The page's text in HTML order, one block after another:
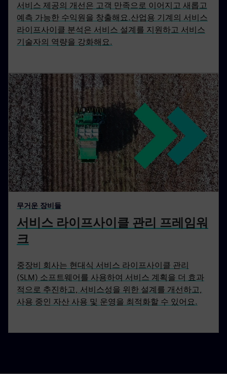
서비스 제공의 개선은 고객 만족으로 이어지고 새롭고
예측 가능한 수익원을 창출해요.산업용 기계의 서비스
라이프사이클 분석은 서비스 설계를 지원하고 서비스
기술자의 역량을 강화해요.
무거운 장비들
서비스 라이프사이클 관리 프레임워
크
중장비 회사는 현대식 서비스 라이프사이클 관리
(SLM) 소프트웨어를 사용하여 서비스 계획을 더 효과
적으로 추진하고, 서비스성을 위한 설계를 개선하고,
사용 중인 자산 사용 및 운영을 최적화할 수 있어요.